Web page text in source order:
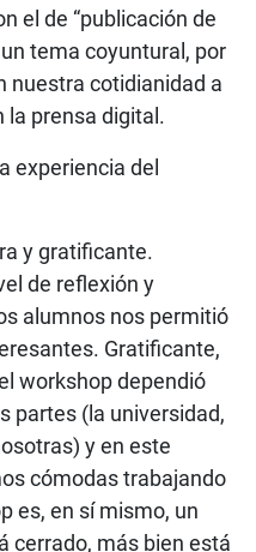
el de “publicación de
tema coyuntural, por
nuestra cotidianidad a
la prensa digital.
experiencia del
y gratificante.
de reflexión y
alumnos nos permitió
Gratificante,
workshop dependió
partes (la universidad,
y en este
cómodas trabajando
es, en sí mismo, un
cerrado, más bien está